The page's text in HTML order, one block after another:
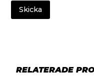
RELATERADE